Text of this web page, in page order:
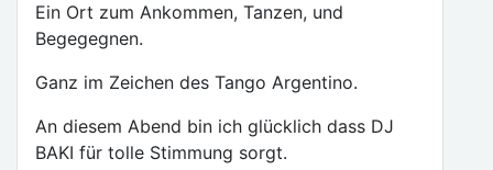
Ein Ort zum Ankommen, Tanzen, und
Begegegnen.
Ganz im Zeichen des Tango Argentino.
An diesem Abend bin ich glücklich dass DJ
BAKI für tolle Stimmung sorgt.